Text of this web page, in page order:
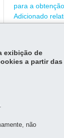
para a
Adicionado
Acessar o
para
IPM Provisório
ÓRGÃO
exibição de
a partir das
não